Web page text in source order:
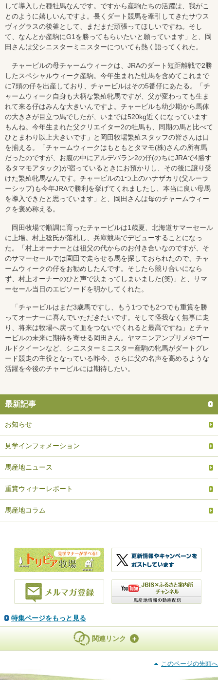
して導入した種牡馬なんです。ですから産駒たちの活躍は、我がこ
とのように嬉しいんですよ。長くダート競馬を牽引してきたサウス
ヴィグラスの後釜として、まだまだ頑張ってほしいですね。そし
て、なんとか産駒にG1を勝ってもらいたいと願っています」と、岡
田さんは父シニスターミニスターについても熱く語ってくれた。
チャービルの母チャームウィークは、JRAのダート短距離戦で2勝
したスペシャルウィーク産駒。今年生まれた牡馬を含めてこれまで
に7頭の仔を出産しており、チャービルはその5番仔にあたる。「チ
ャームウィーク自身も大柄な繁殖牝馬ですが、父が変わっても生ま
れて来る仔はみんな大きいんですよ。チャービルも幼少期から馬体
の大きさが目立つ馬でしたが、いまでは520kg近くになっています
もんね。今年生まれた父クリエイター2の牡馬も、同期の馬と比べて
ひとまわり以上大きいです」と岡田牧場繁殖スタッフの皆さんは口
を揃える。「チャームウィークはもともとタマモ(株)さんの所有馬
だったのですが、お腹の中にアルデバラン2の仔(のちにJRAで4勝す
るタマモアタック)が宿っているときにお預かりし、その後に譲り受
けた繁殖牝馬なんです。チャービルの1つ上のハナザカリ(父ルーラ
ーシップ)も今年JRAで勝利を挙げてくれましたし、本当に良い母馬
を導入できたと思っています」と、岡田さんは母のチャームウィー
クを褒め称える。
岡田牧場で順調に育ったチャービルは1歳夏、北海道サマーセール
に上場。村上稔氏が落札し、兵庫競馬でデビューすることになっ
た。「村上オーナーとは祖父の代からのお付き合いなのですが、そ
のサマーセールでは園田で走らせる馬を探しておられたので、チャ
ームウィークの仔をお勧めしたんです。そしたら競り合いになら
ず、村上オーナーのひと声で決まってしまいました(笑)」と、サマ
ーセール当日のエピソードを明かしてくれた。
「チャービルはまだ3歳馬ですし、もう1つでも2つでも重賞を勝
ってオーナーに喜んでいただきたいです。そして怪我なく無事に走
り、将来は牧場へ戻って血をつないでくれると最高ですね」とチャ
ービルの未来に期待を寄せる岡田さん。ヤマニンアンプリメやゴー
ルドクイーンなど、シニスターミニスター産駒の牝馬がダートグレ
ード競走の主役となっている昨今、さらに父の名声を高めるような
活躍を今後のチャービルには期待したい。
最新記事
お知らせ
見学インフォメーション
馬産地ニュース
重賞ウィナーレポート
馬産地コラム
特集ページをもっと見る
関連リンク
このページの先頭へ